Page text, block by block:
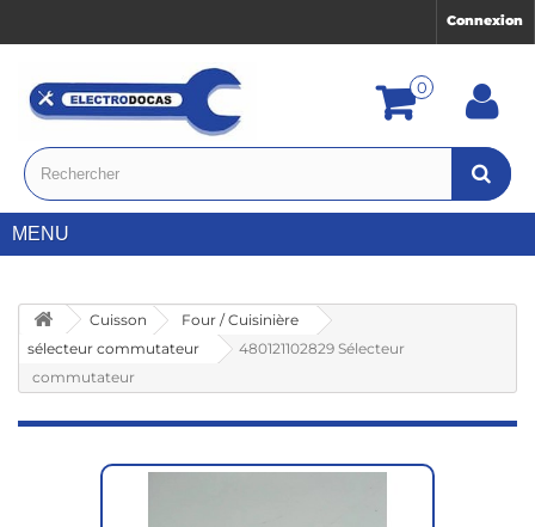
Connexion
0
MENU
Cuisson
Four / Cuisinière
sélecteur commutateur
480121102829 Sélecteur
commutateur